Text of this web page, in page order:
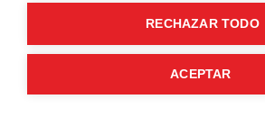
RECHAZAR TODO
ACEPTAR
¡Síguenos en nuestras redes!